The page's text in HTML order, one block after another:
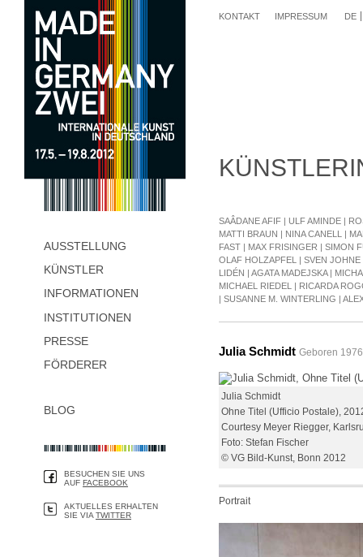
KONTAKT IMPRESSUM DE
AUSSTELLUNG
KÜNSTLER
INFORMATIONEN
INSTITUTIONEN
PRESSE
FÖRDERER
BLOG
BESUCHEN SIE UNS
AUF FACEBOOK
AKTUELLES ERHALTEN
SIE VIA TWITTER
SAÂDANE AFIF | ULF AMINDE |
MATTI BRAUN | NINA CANELL |
FAST | MAX FRISINGER | SIMON
OLAF HOLZAPFEL
| SVEN JOHNE
LIDÉN | AGATA MADEJSKA|
MICHAEL RIEDEL
| RICARDA
| SUSANNE M. WINTERLING |
Julia Schmidt Geboren
Julia Schmidt
Ohne Titel (Ufficio Postale),
Courtesy Meyer Riegger,
Foto: Stefan Fischer
© VG Bild-Kunst, Bonn 2012
Portrait